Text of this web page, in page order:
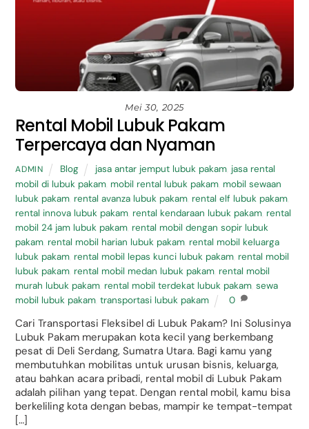
Mei 30, 2025
Rental Mobil Lubuk Pakam
Terpercaya dan Nyaman
ADMIN Blog jasa antar jemput lubuk pakam, jasa rental
mobil di lubuk pakam mobil rental lubuk pakam mobil sewaan
lubuk pakam rental avanza lubuk pakam rental elf lubuk pakam
rental innova lubuk pakam rental kendaraan lubuk pakam rental
mobil 24 jam lubuk pakam rental mobil dengan sopir lubuk
pakam rental mobil harian lubuk pakam rental mobil keluarga
lubuk pakam rental mobil lepas kunci lubuk pakam rental mobil
lubuk pakam rental mobil medan lubuk pakam rental mobil
murah lubuk pakam rental mobil terdekat lubuk pakam ,sewa
mobil lubuk pakam ,transportasi lubuk pakam 0
Cari Transportasi Fleksibel di Lubuk Pakam? Ini Solusinya
Lubuk Pakam merupakan kota kecil yang berkembang
pesat di Deli Serdang, Sumatra Utara. Bagi kamu yang
membutuhkan mobilitas untuk urusan bisnis, keluarga,
atau bahkan acara pribadi, rental mobil di Lubuk Pakam
adalah pilihan yang tepat. Dengan rental mobil, kamu bisa
berkeliling kota dengan bebas, mampir ke tempat-tempat
[…]